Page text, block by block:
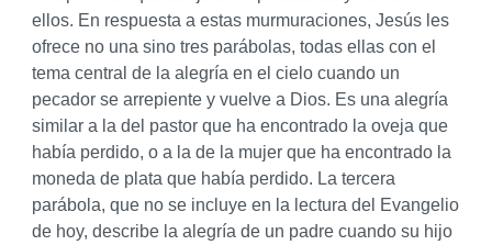
ellos. En respuesta a estas murmuraciones, Jesús les
ofrece no una sino tres parábolas, todas ellas con el
tema central de la alegría en el cielo cuando un
pecador se arrepiente y vuelve a Dios. Es una alegría
similar a la del pastor que ha encontrado la oveja que
había perdido, o a la de la mujer que ha encontrado la
moneda de plata que había perdido. La tercera
parábola, que no se incluye en la lectura del Evangelio
de hoy, describe la alegría de un padre cuando su hijo